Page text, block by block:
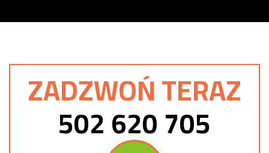
ZADZWOŃ TERAZ
502 620 705